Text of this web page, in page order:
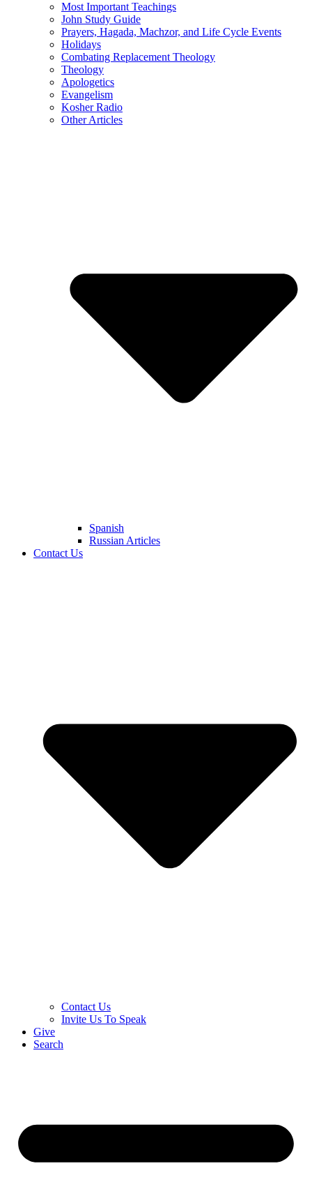
Most Important Teachings
John Study Guide
Prayers, Hagada, Machzor, and Life Cycle Events
Holidays
Combating Replacement Theology
Theology
Apologetics
Evangelism
Kosher Radio
Other Articles
Spanish
Russian Articles
Contact Us
Contact Us
Invite Us To Speak
Give
Search